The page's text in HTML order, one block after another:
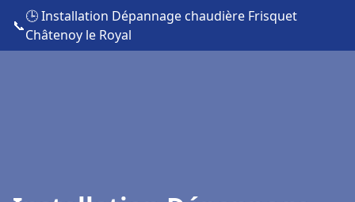
📞
🕒 Installation Dépannage chaudière Frisquet
Châtenoy le Royal